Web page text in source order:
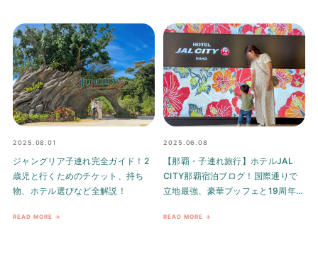
2025.08.01
ジャングリア子連れ完全ガイド！2
歳児と行くためのチケット、持ち
物、ホテル選びなど全解説！
READ MORE →
2025.06.08
【那覇・子連れ旅行】ホテルJAL
CITY那覇宿泊ブログ！国際通りで
立地最強、豪華ブッフェと19周年
READ MORE →